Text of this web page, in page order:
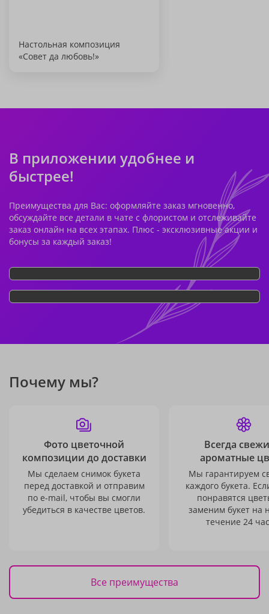
Настольная композиция
«Совет да любовь!»
В приложении удобнее и
быстрее!
Преимущества для Вас: оформляйте заказ мгновенно,
обсуждайте все детали в чате с флористом и отслеживайте
заказ онлайн на всех этапах. Плюс - эксклюзивные акции и
бонусы за каждый заказ!
Почему мы?
Фото цветочной
композиции до доставки
Мы сделаем снимок букета
перед доставкой и отправим
по e-mail, чтобы вы смогли
убедиться в качестве цветов.
Всегда
ароматные
Мы гарантируем
каждого букета.
понравятся
заменим букет на
течение 24
Все преимущества